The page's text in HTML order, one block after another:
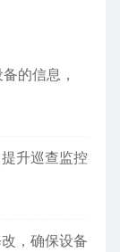
的信息，
升巡查监控
，确保设备